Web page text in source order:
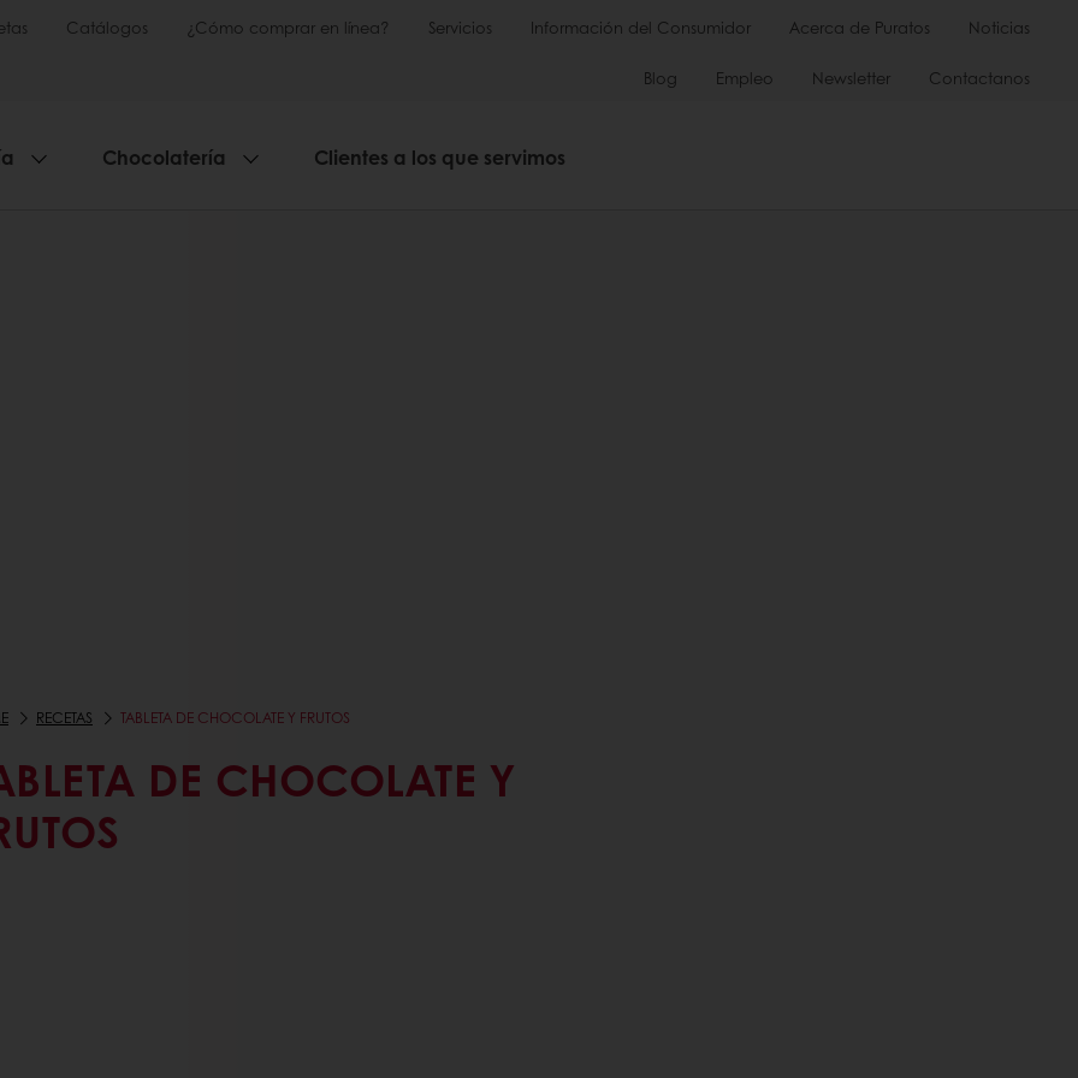
Catálogos ¿Cómo comprar en línea? Servicios Información del Consumidor Acerca de Puratos Noticias
Blog Empleo Newsletter Contactanos
Chocolatería Clientes a los que servimos
RECETAS TABLETA DE CHOCOLATE Y FRUTOS
DE CHOCOLATE Y